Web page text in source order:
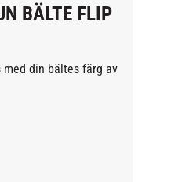
BÄLTE FLIP
din bältes färg av